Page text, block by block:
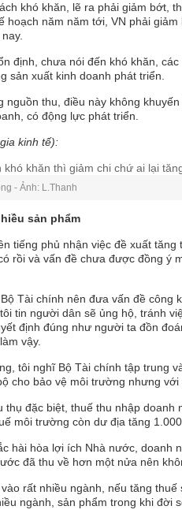
khó khăn, lẽ ra phải giảm bớt,
hoạch năm năm tới, VN phải
định, chưa nói đến khó khăn,
sản xuất kinh doanh phát triển.
nguồn thu, điều này không
có động lực phát triển.
kinh tế):
- Ảnh: L.Thanh
sản phẩm
tiếng phủ nhận việc đề xuất
rồi và vấn đề chưa được đồng ý
Tài chính nên đưa vấn đề công
tin người dân sẽ ủng hộ, tránh
định đúng như người ta đồn
vậy.
tôi nghĩ Bộ Tài chính tập trung
cho bảo vệ môi trường nhưng
thụ đặc biệt, thuế thu nhập
môi trường còn dư địa tăng
hài hòa lợi ích Nhà nước, doanh
đã thu về hơn một nửa nên
rất nhiều ngành, nếu tăng
ngành, sản phẩm trong khi đời